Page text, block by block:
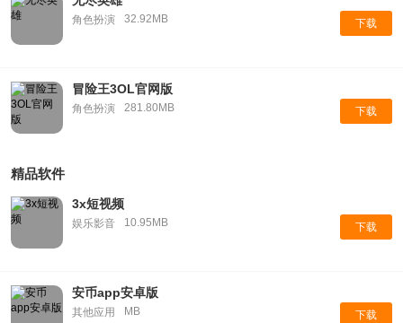
角色扮演 32.92MB 下载
冒险王3OL官网版
角色扮演 281.80MB 下载
精品软件
3x短视频
娱乐影音 10.95MB 下载
安币app安卓版
其他应用 MB 下载